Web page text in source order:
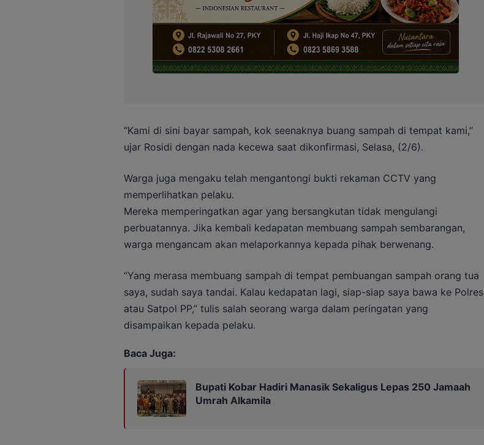
“Kami di sini bayar sampah, kok seenaknya buang sampah di tempat kami,”
ujar Rosidi dengan nada kecewa saat dikonfirmasi, Selasa, (2/6).
Warga juga mengaku telah mengantongi bukti rekaman CCTV yang
memperlihatkan pelaku.
Mereka memperingatkan agar yang bersangkutan tidak mengulangi
perbuatannya. Jika kembali kedapatan membuang sampah sembarangan,
warga mengancam akan melaporkannya kepada pihak berwenang.
“Yang merasa membuang sampah di tempat pembuangan sampah orang tua
saya, sudah saya tandai. Kalau kedapatan lagi, siap-siap saya bawa ke Polres
atau Satpol PP,” tulis salah seorang warga dalam peringatan yang
disampaikan kepada pelaku.
Baca Juga:
Bupati Kobar Hadiri Manasik Sekaligus Lepas 250 Jamaah
Umrah Alkamila